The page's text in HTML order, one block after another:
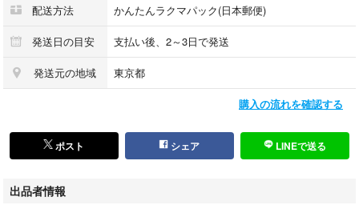
配送方法 かんたんラクマパック(日本郵便)
発送日の目安 支払い後、2～3日で発送
発送元の地域 東京都
購入の流れを確認する
ポスト シェア LINEで送る
出品者情報